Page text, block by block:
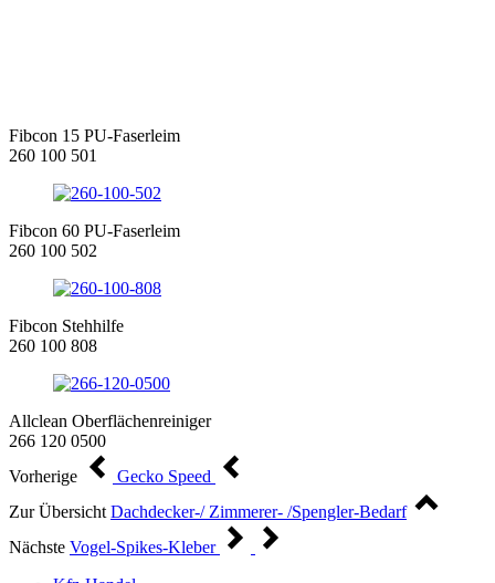
Fibcon 15 PU-Faserleim
260 100 501
Fibcon 60 PU-Faserleim
260 100 502
Fibcon Stehhilfe
260 100 808
Allclean Oberflächenreiniger
266 120 0500
Vorherige
Gecko Speed
Zur Übersicht Dachdecker-/ Zimmerer- /Spengler-Bedarf
Nächste Vogel-Spikes-Kleber